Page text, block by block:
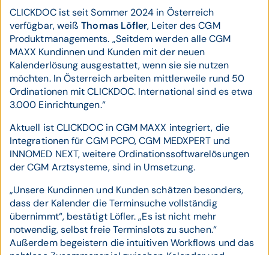
CLICKDOC ist seit Sommer 2024 in Österreich
verfügbar, weißThomas Löfler, Leiter des CGM
Produktmanagements. „Seitdem werden alle CGM
MAXX Kundinnen und Kunden mit der neuen
Kalenderlösung ausgestattet, wenn sie sie nutzen
möchten. In Österreich arbeiten mittlerweile rund 50
Ordinationen mit CLICKDOC. International sind es etwa
3.000 Einrichtungen.“
Aktuell ist CLICKDOC in CGM MAXX integriert, die
Integrationen für CGM PCPO, CGM MEDXPERT und
INNOMED NEXT, weitere Ordinationssoftwarelösungen
der CGM Arztsysteme, sind in Umsetzung.
„Unsere Kundinnen und Kunden schätzen besonders,
dass der Kalender die Terminsuche vollständig
übernimmt“, bestätigt Löfler. „Es ist nicht mehr
notwendig, selbst freie Terminslots zu suchen.“
Außerdem begeistern die intuitiven Workflows und das